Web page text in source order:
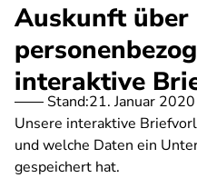
Auskunft über
interaktive
Stand:21. Januar 2020
Unsere interaktive
und welche Daten ein
gespeichert hat.